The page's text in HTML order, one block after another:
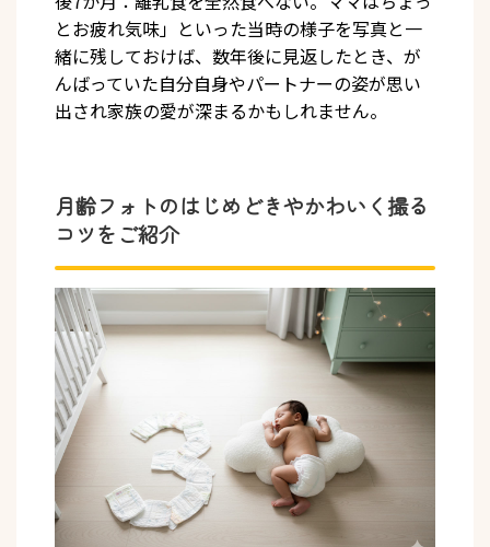
とお疲れ気味」といった当時の様子を写真と一
緒に残しておけば、数年後に見返したとき、が
んばっていた自分自身やパートナーの姿が思い
出され家族の愛が深まるかもしれません。
月齢フォトのはじめどきやかわいく撮る
コツをご紹介